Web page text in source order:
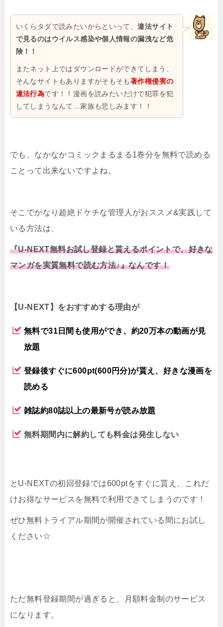
いくらタダで読みたいからといって、違法サイト
で見るのはウイルス感染や個人情報の漏洩など危
険！！
またネット上ではダウンロードができてしまう、
そんなサイトもありますがそもそも著作権侵害の
違法行為です！！漫画を読みたいだけで犯罪を犯
してしまうなんて…家族も悲しみます！！
でも、なかなかコミックまるまる1巻分を無料で読める
ことって出来ないですよね。
そこでかなり超絶ドケチな管理人がおススメ&実践して
いる方法は、
『U-NEXT無料お試し登録と貰えるポイントで、好きな
マンガを実質無料で読む方法♪』なんです！
【U-NEXT】をおすすめする理由が
無料で31日間も使用ができ、約20万本の動画が見
放題
登録後すぐに600pt(600円分)が貰え、好きな漫画を
読める
雑誌約80誌以上の最新号が読み放題
無料期間内に解約しても料金は発生しない
とU-NEXTの初回登録では600ptをすぐに貰え、これだ
けお得なサービスを無料で利用できてしまうのです！
ぜひ無料トライアル期間が開催されている間にお試し
ください☆
ただ無料登録期間が過ぎると、月額料金制のサービス
になります。